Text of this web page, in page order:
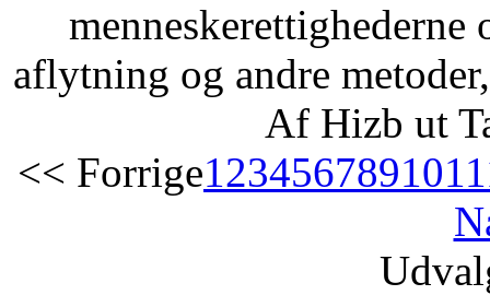
aflytning og andre
Af Hizb ut
<< Forrige1234567891011